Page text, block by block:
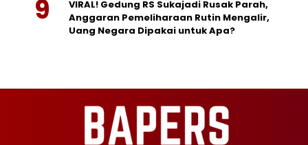
VIRAL! Gedung RS Sukajadi Rusak Parah,
Anggaran Pemeliharaan Rutin Mengalir,
Uang Negara Dipakai untuk Apa?